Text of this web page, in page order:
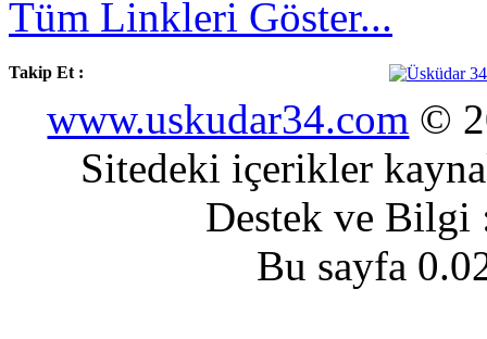
Tüm Linkleri Göster...
Takip Et :
www.uskudar34.com ©
Sitedeki içerikler
Destek ve
Bu sayfa